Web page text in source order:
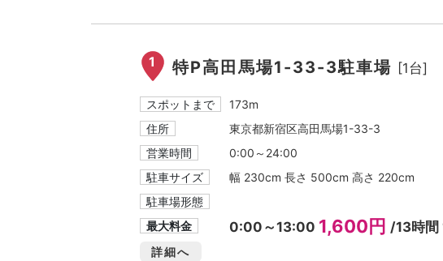
1 特P高田馬場1-33-3駐車場 [1台]
スポットまで
173m
住所
東京都新宿区高田馬場1-33-3
営業時間
0:00～24:00
駐車サイズ
幅 230cm 長さ 500cm 高さ 220cm
駐車場形態
最大料金
0:00～13:00 1,600円 /13時
詳細へ